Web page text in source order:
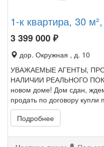
1-к квартира, 30
3 399 000₽
дор. Окружная , д. 10
УВАЖАЕМЫЕ АГЕНТЫ,
НАЛИЧИИ РЕАЛЬНОГО
новом доме! Дом сдан,
продать по договору купли
Подробнее